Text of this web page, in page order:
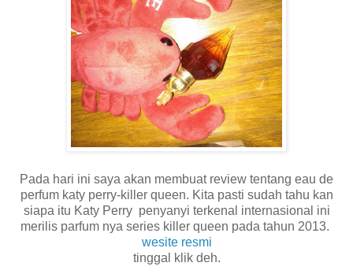
Pada hari ini saya akan membuat review tentang eau de
perfum katy perry-killer queen. Kita pasti sudah tahu kan
siapa itu Katy Perry penyanyi terkenal internasional ini
merilis parfum nya series killer queen pada tahun 2013.
wesite resmi
tinggal klik deh.